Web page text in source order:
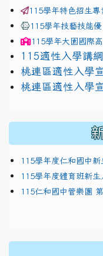
115學年特色招生
115學年技藝技能
115學年大園國際
115適性入學講綱
link to https://
桃連區適性入學
link to https://
桃連區適性入學
115學年度仁和國中新
115學年度體育班新生
115仁和國中管樂團